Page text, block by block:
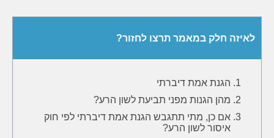
לאיזה חלק במאמר תרצו לחזור?
הגנת אמת דיברתי
מהן הגנות מפני תביעת לשון הרע?
אם כן, מתי תתגבש הגנת אמת דיברתי לפי חוק
איסור לשון הרע?